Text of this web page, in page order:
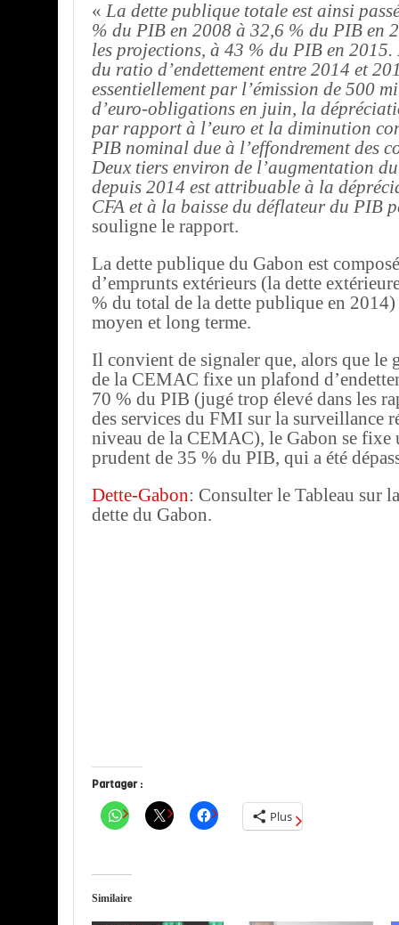
« La dette publique totale est ainsi
% du PIB en 2008 à 32,6 % du PIB en
les projections, à 43 % du PIB en 2015.
du ratio d’endettement entre 2014 et
essentiellement par l’émission de 500
d’euro-obligations en juin, la
par rapport à l’euro et la diminution
PIB nominal due à l’effondrement des
Deux tiers environ de l’augmentation
depuis 2014 est attribuable à la
CFA et à la baisse du déflateur du PIB
souligne le rapport.
La dette publique du Gabon est
d’emprunts extérieurs (la dette
% du total de la dette publique en 2014)
moyen et long terme.
Il convient de signaler que, alors que le
de la CEMAC fixe un plafond
70 % du PIB (jugé trop élevé dans les
des services du FMI sur la surveillance
niveau de la CEMAC), le Gabon se fixe
prudent de 35 % du PIB, qui a été
Dette-Gabon: Consulter le Tableau sur
dette du Gabon.
Partager :
Plus
Similaire